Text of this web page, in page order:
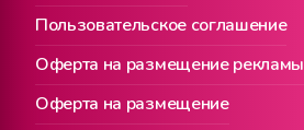
Пользовательское соглашение
Оферта на размещение рекламы
Оферта на размещение